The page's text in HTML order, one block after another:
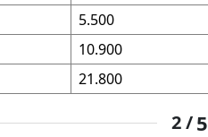
Kastamonu
Kırşehir
5.500
10.900
21.800
2 /5